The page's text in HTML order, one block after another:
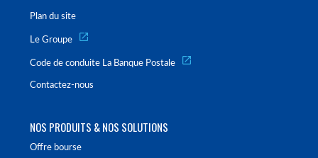
Plan du site
Le Groupe
Code de conduite La Banque Postale
Contactez-nous
NOS PRODUITS & NOS SOLUTIONS
Offre bourse